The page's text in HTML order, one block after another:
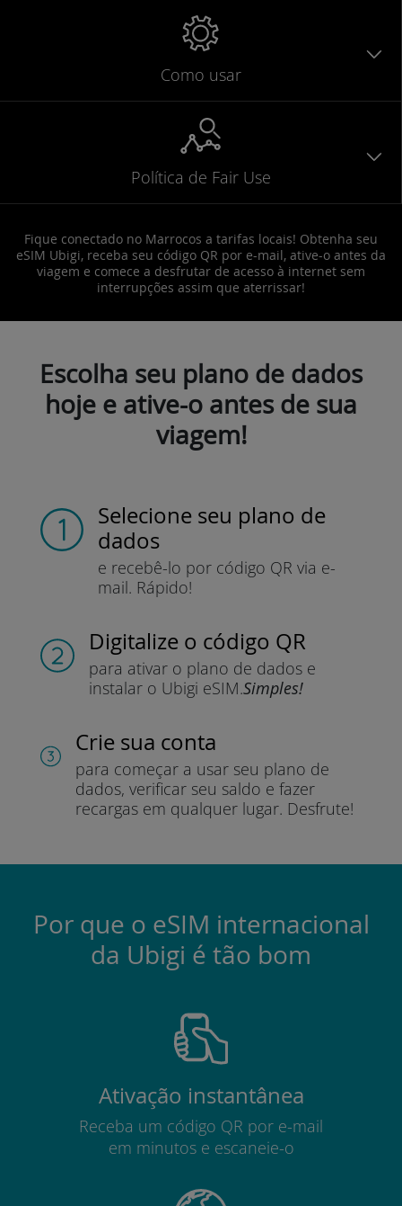
Como usar
Política de Fair Use
Fique conectado no Marrocos a tarifas locais! Obtenha seu
eSIM Ubigi, receba seu código QR por e-mail, ative-o antes da
viagem e comece a desfrutar de acesso à internet sem
interrupções assim que aterrissar!
Escolha seu plano de dados
hoje e ative-o antes de sua
viagem!
Selecione seu plano de
dados
e recebê-lo por código QR via e-
mail. Rápido!
Digitalize o código QR
para ativar o plano de dados e
instalar o Ubigi eSIM.Simples!
Crie sua conta
para começar a usar seu plano de
dados, verificar seu saldo e fazer
recargas em qualquer lugar. Desfrute!
Por que o eSIM internacional
da Ubigi é tão bom
Ativação instantânea
Receba um código QR por e-mail
em minutos e escaneie-o